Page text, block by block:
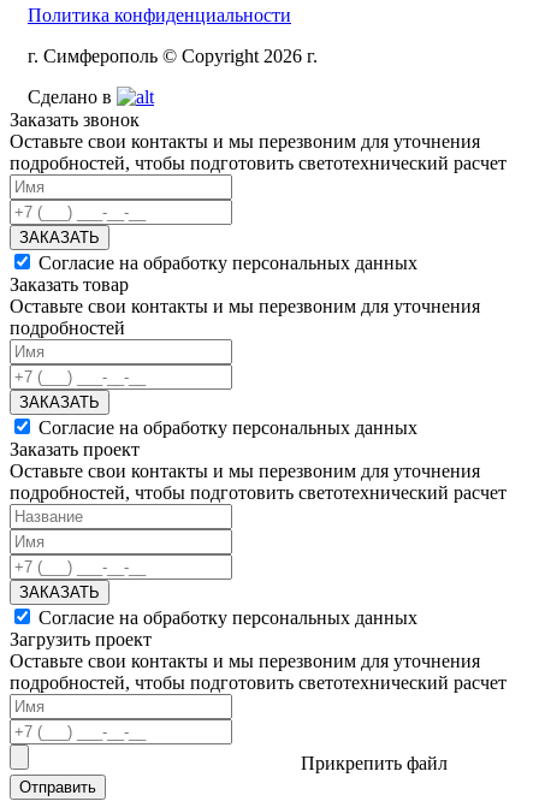
Политика конфиденциальности
г. Симферополь © Copyright 2026 г.
Сделано в
Заказать звонок
Оставьте свои контакты и мы перезвоним для уточнения
подробностей, чтобы подготовить светотехнический расчет
ЗАКАЗАТЬ
Согласие на обработку персональных данных
Заказать товар
Оставьте свои контакты и мы перезвоним для уточнения
подробностей
ЗАКАЗАТЬ
Согласие на обработку персональных данных
Заказать проект
Оставьте свои контакты и мы перезвоним для уточнения
подробностей, чтобы подготовить светотехнический расчет
ЗАКАЗАТЬ
Согласие на обработку персональных данных
Загрузить проект
Оставьте свои контакты и мы перезвоним для уточнения
подробностей, чтобы подготовить светотехнический расчет
Прикрепить файл
Отправить